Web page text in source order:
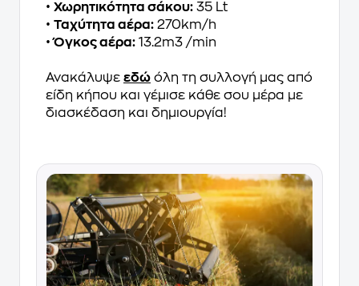
• Χωρητικότητα σάκου: 35 Lt
• Ταχύτητα αέρα: 270km/h
•Όγκος αέρα: 13.2m3 /min
Ανακάλυψε εδώ όλη τη συλλογή μας από
είδη κήπου και γέμισε κάθε σου μέρα με
διασκέδαση και δημιουργία!